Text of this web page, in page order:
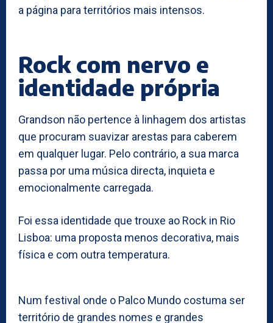
a página para territórios mais intensos.
Rock com nervo e
identidade própria
Grandson não pertence à linhagem dos artistas
que procuram suavizar arestas para caberem
em qualquer lugar. Pelo contrário, a sua marca
passa por uma música directa, inquieta e
emocionalmente carregada.
Foi essa identidade que trouxe ao Rock in Rio
Lisboa: uma proposta menos decorativa, mais
física e com outra temperatura.
Num festival onde o Palco Mundo costuma ser
território de grandes nomes e grandes